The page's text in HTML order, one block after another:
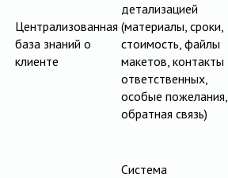
Централизованная
база знаний о
клиенте
детализацией
(материалы, сроки,
стоимость, файлы
макетов, контакты
ответственных,
особые пожелания,
обратная связь)
Система